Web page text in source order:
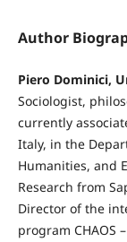
Author
Piero Dominici,
Sociologist,
currently
Italy, in the
Humanities, and
Research from
Director of the
program CHAOS